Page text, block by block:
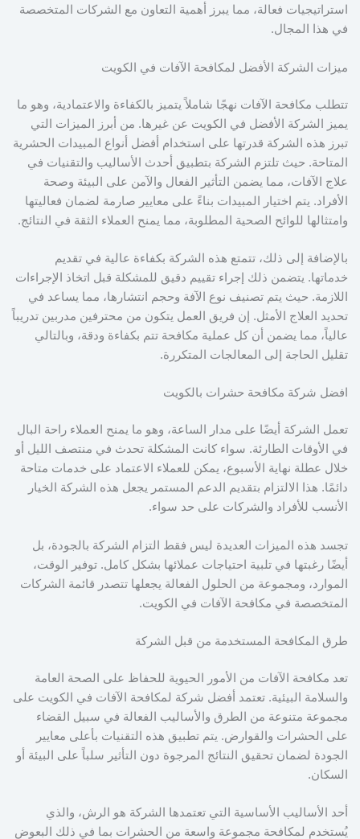
استراتيجيات فعالة، مما يبرز أهمية التعاون مع الشركات المتخصصة
في هذا المجال.
ميزات الشركة الأفضل لمكافحة الآفات في الكويت
تتطلب مكافحة الآفات نهجًا شاملاً يتميز بالكفاءة والاعتمادية، وهو ما
يميز الشركة الأفضل في الكويت عن غيرها. من أبرز الميزات التي
تبرز هذه الشركة قدرتها على استخدام أفضل أنواع المبيدات الحشرية
المتاحة. حيث تلتزم الشركة بتطبيق أحدث الأساليب والتقنيات في
علاج الآفات، مما يضمن التأثير الفعال والآمن على البيئة وصحة
الأفراد. يتم اختيار المبيدات بناءً على معايير صارمة لضمان فعاليتها
وامتثالها للوائح الصحية المطلوبة، مما يمنح العملاء الثقة في النتائج.
بالإضافة إلى ذلك، تتمتع هذه الشركة بكفاءة عالية في تقديم
خدماتها. يتضمن ذلك إجراء تقييم دقيق للمشكلة قبل اتخاذ الإجراءات
اللازمة. حيث يتم تصنيف نوع الآفة وحجم انتشارها، مما يساعد في
تحديد العلاج الأمثل. إن فريق العمل يتكون من محترفين مدربين تدريباً
عالياً، مما يضمن أن كل عملية مكافحة تتم بكفاءة ودقة، وبالتالي
تقليل الحاجة إلى المعالجات المتكررة.
افضل شركة مكافحة حشرات بالكويت
تعمل الشركة أيضًا على مدار الساعة، وهو ما يمنح العملاء راحة البال
في الأوقات الطارئة. سواء كانت المشكلة تحدث في منتصف الليل أو
خلال عطلة نهاية الأسبوع، يمكن للعملاء الاعتماد على خدمات متاحة
دائمًا. هذا الالتزام بتقديم الدعم المستمر يجعل هذه الشركة الخيار
الأنسب للأفراد والشركات على حد سواء.
تجسد هذه الميزات العديدة ليس فقط التزام الشركة بالجودة، بل
أيضًا رغبتها في تلبية احتياجات عملائها بشكل كامل. توفير الوقت،
الموارد، ومجموعة من الحلول الفعالة يجعلها تتصدر قائمة الشركات
المتخصصة في مكافحة الآفات في الكويت.
طرق المكافحة المستخدمة من قبل الشركة
تعد مكافحة الآفات من الأمور الحيوية للحفاظ على الصحة العامة
والسلامة البيئية. تعتمد أفضل شركة لمكافحة الآفات في الكويت على
مجموعة متنوعة من الطرق والأساليب الفعالة في سبيل القضاء
على الحشرات والقوارض. يتم تطبيق هذه التقنيات بأعلى معايير
الجودة لضمان تحقيق النتائج المرجوة دون التأثير سلباً على البيئة أو
السكان.
أحد الأساليب الأساسية التي تعتمدها الشركة هو الرش، والذي
يُستخدم لمكافحة مجموعة واسعة من الحشرات بما في ذلك البعوض